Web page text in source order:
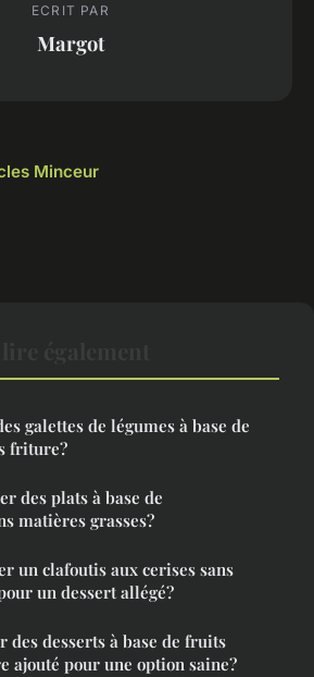
ECRIT PAR
Margot
Minceur
galettes de légumes à base de
friture?
des plats à base de
matières grasses?
un clafoutis aux cerises sans
un dessert allégé?
des desserts à base de fruits
ajouté pour une option saine?